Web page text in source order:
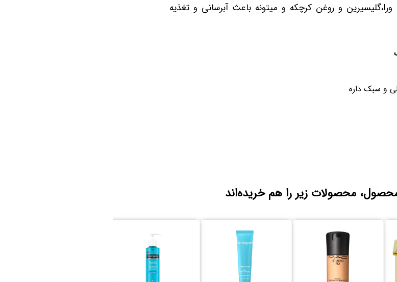
و روغن کرچکه و میتونه باعث آبرسانی و تغذیه
و سبک داره
محصولات زیر را هم خریده‌اند